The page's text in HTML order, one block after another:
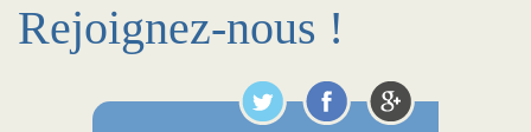
Rejoignez-nous !